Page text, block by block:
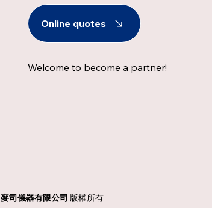
Online quotes
Welcome to become a partner!
麥司儀器有限公司 版權所有